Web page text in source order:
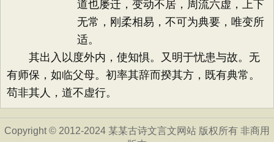
道也屡迁，变动不居，周流六虚，上下
无常，刚柔相易，不可为典要，唯变所
适。
其出入以度外内，使知惧。又明于忧患与故。无
有师保，如临父母。初率其辞而揆其方，既有典常。
苟非其人，道不虚行。
Copyright © 2012-2024 某某古诗文言文网站 版权所有 非商用